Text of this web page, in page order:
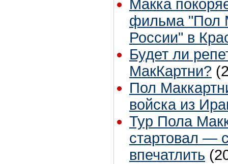
Макка
фильма "Пол
России" в
Будет ли
МакКартни?
Пол
войска из
Тур Пола
стартовал —
впечатлить